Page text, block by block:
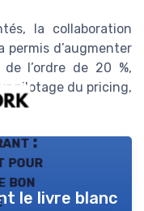
la collaboration
permis d’augmenter
l’ordre de 20 %,
pilotage du pricing,
:
pour
bon
le livre blanc